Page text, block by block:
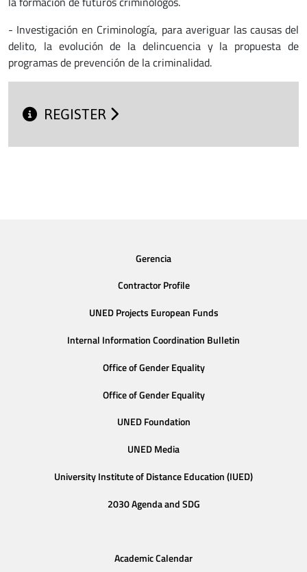
- Investigación en Criminología, para averiguar las causas del
delito, la evolución de la delincuencia y la propuesta de
programas de prevención de la criminalidad.
REGISTER
Gerencia
Contractor Profile
UNED Projects European Funds
Internal Information Coordination Bulletin
Office of Gender Equality
Office of Gender Equality
UNED Foundation
UNED Media
University Institute of Distance Education (IUED)
2030 Agenda and SDG
Academic Calendar